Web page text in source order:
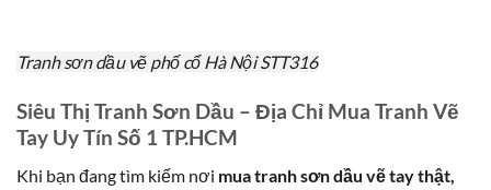
Tranh sơn dầu vẽ phố cổ Hà Nội STT316
Siêu Thị Tranh Sơn Dầu – Địa Chỉ Mua Tranh Vẽ
Tay Uy Tín Số 1 TP.HCM
Khi bạn đang tìm kiếm nơi mua tranh sơn dầu vẽ tay thật,